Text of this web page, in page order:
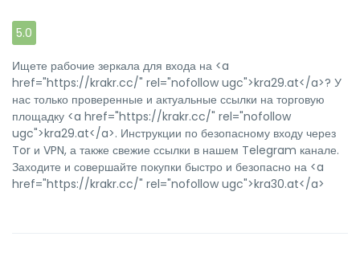
5.0
Ищете рабочие зеркала для входа на <a
href="https://krakr.cc/" rel="nofollow ugc">kra29.at</a>? У
нас только проверенные и актуальные ссылки на торговую
площадку <a href="https://krakr.cc/" rel="nofollow
ugc">kra29.at</a>. Инструкции по безопасному входу через
Tor и VPN, а также свежие ссылки в нашем Telegram канале.
Заходите и совершайте покупки быстро и безопасно на <a
href="https://krakr.cc/" rel="nofollow ugc">kra30.at</a>